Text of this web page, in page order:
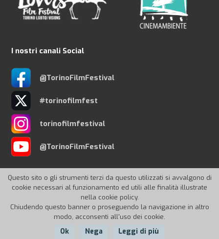
I nostri canali Social
@TorinoFilmFestival
#torinofilmfest
torinofilmfestival
@TorinoFilmFestival
© 2026 Torino Film Festival
Questo sito o gli strumenti terzi da questo utilizzati si avvalgono di
cookie necessari al funzionamento ed utili alle finalità illustrate
nella cookie policy.
Chiudendo questo banner o proseguendo la navigazione in altro
modo, acconsenti all'uso dei cookie.
Ok Nega Leggi di più